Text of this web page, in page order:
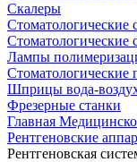
Скалеры
Стоматологические
Стоматологические
Лампы
Стоматологические
Шприцы вода-
Фрезерные станки
Главная
Рентгеновские
Рентгеновская